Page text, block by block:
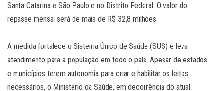
Santa Catarina e São Paulo e no Distrito Federal. O valor do
repasse mensal será de mais de R$ 32,8 milhões.
A medida fortalece o Sistema Único de Saúde (SUS) e leva
atendimento para a população em todo o país. Apesar de estados
e municípios terem autonomia para criar e habilitar os leitos
necessários, o Ministério da Saúde, em decorrência do atual